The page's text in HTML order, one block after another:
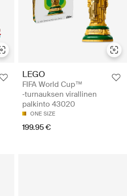
LEGO
FIFA World Cup™
‑turnauksen virallinen
palkinto 43020
ONE SIZE
199.95 €